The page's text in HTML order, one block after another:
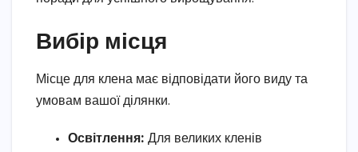
Вибір місця
Місце для клена має відповідати його виду та
умовам вашої ділянки.
Освітлення: Для великих кленів